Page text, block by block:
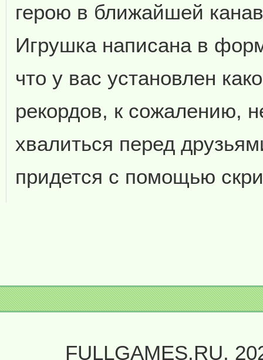
герою в ближайшей
Игрушка написана в
что у вас установлен
рекордов, к сожалению,
хвалиться перед
придется с помощью
FULLGAMES.RU,